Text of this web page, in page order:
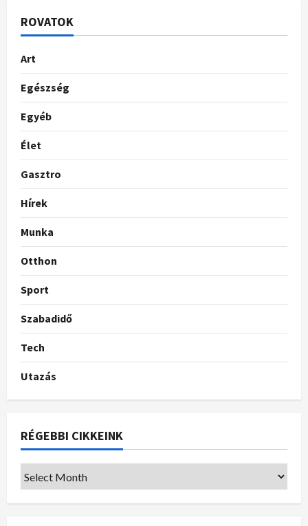
ROVATOK
Art
Egészség
Egyéb
Élet
Gasztro
Hírek
Munka
Otthon
Sport
Szabadidő
Tech
Utazás
RÉGEBBI CIKKEINK